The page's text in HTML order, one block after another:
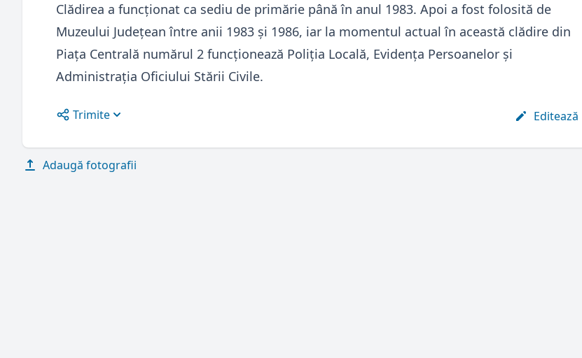
Clădirea a funcționat ca sediu de primărie până în anul 1983. Apoi a fost folosită de
Muzeului Județean între anii 1983 și 1986, iar la momentul actual în această clădire din
Piața Centrală numărul 2 funcționează Poliția Locală, Evidența Persoanelor și
Administrația Oficiului Stării Civile.
Open options
Trimite Editează
Adaugă fotografii